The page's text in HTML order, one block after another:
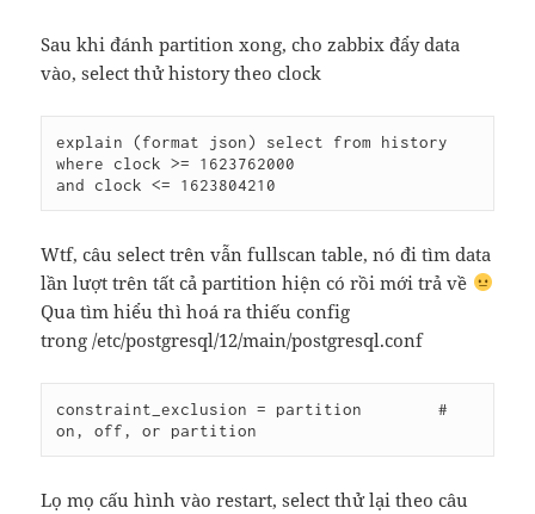
Sau khi đánh partition xong, cho zabbix đẩy data
vào, select thử history theo clock
explain (format json) select from history
where clock >= 1623762000
and clock <= 1623804210
Wtf, câu select trên vẫn fullscan table, nó đi tìm data
lần lượt trên tất cả partition hiện có rồi mới trả về
Qua tìm hiểu thì hoá ra thiếu config
trong /etc/postgresql/12/main/postgresql.conf
constraint_exclusion = partition        #
Lọ mọ cấu hình vào restart, select thử lại theo câu